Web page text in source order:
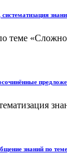
теме
знаний по